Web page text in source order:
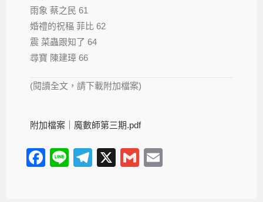
雨象 蔡之民 61
婚禮的祝稫 菲比 62
震 菜蟲跟知了 64
尋寶 陳建璋 66
(閱讀全文，請下載附加檔案)
附加檔案｜ 魔數師第三期.pdf
F
Li
T
X
G